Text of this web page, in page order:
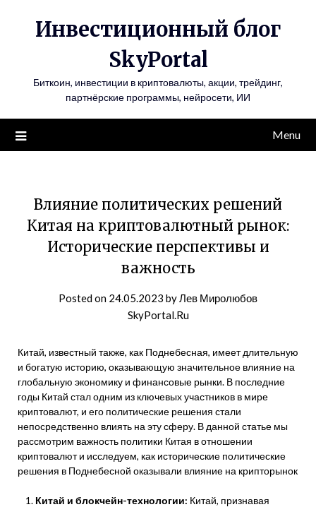
Инвестиционный блог
SkyPortal
Биткоин, инвестиции в криптовалюты, акции, трейдинг,
партнёрские программы, нейросети, ИИ
Menu
Влияние политических решений
Китая на криптовалютный рынок:
Исторические перспективы и
важность
Posted on 24.05.2023 byЛев Миролюбов
SkyPortal.Ru
Китай, известный также, как Поднебесная, имеет длительную
и богатую историю, оказывающую значительное влияние на
глобальную экономику и финансовые рынки. В последние
годы Китай стал одним из ключевых участников в мире
криптовалют, и его политические решения стали
непосредственно влиять на эту сферу. В данной статье мы
рассмотрим важность политики Китая в отношении
криптовалют и исследуем, как исторические политические
решения в Поднебесной оказывали влияние на крипторынок
Китай и блокчейн-технологии: Китай, признавая